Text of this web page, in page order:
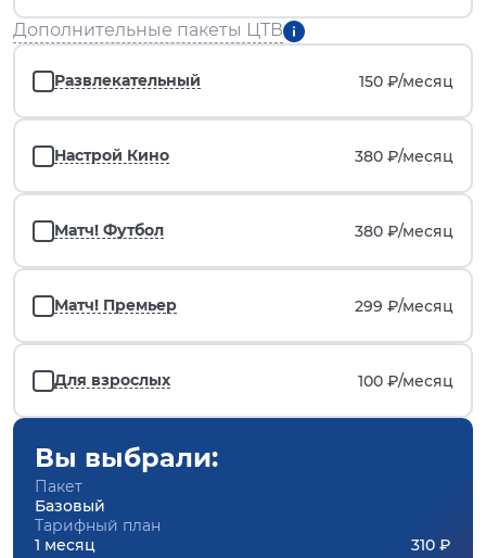
Дополнительные пакеты ЦТВ
Развлекательный 150 ₽/месяц
Настрой Кино 380 ₽/месяц
Матч! Футбол 380 ₽/месяц
Матч! Премьер 299 ₽/месяц
Для взрослых 100 ₽/месяц
Вы выбрали:
Пакет
Базовый
Тарифный план
1 месяц
310 ₽